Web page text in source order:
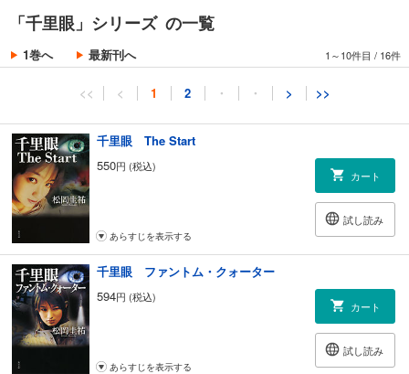
「千里眼」シリーズ の一覧
1巻へ 最新刊へ 1～10件目 / 16件
<< < 1 2 ・ ・ > >>
千里眼 The Start
550円 (税込)
カート
試し読み
あらすじを表示する
千里眼 ファントム・クォーター
594円 (税込)
カート
試し読み
あらすじを表示する